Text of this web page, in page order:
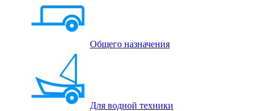
Общего назначения
Для водной техники